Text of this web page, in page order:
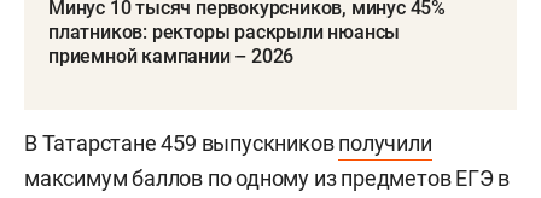
Минус 10 тысяч первокурсников, минус 45%
платников: ректоры раскрыли нюансы
приемной кампании – 2026
В Татарстане 459 выпускниковполучили
максимум баллов по одному из предметов ЕГЭ в